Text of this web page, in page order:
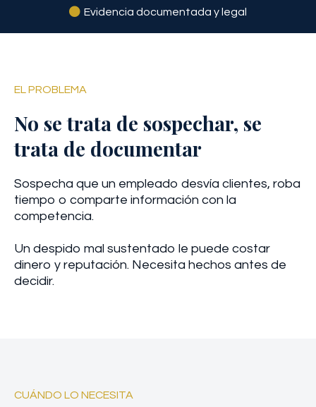
Evidencia documentada y legal
EL PROBLEMA
No se trata de sospechar, se
trata de documentar
Sospecha que un empleado desvía clientes, roba
tiempo o comparte información con la
competencia.
Un despido mal sustentado le puede costar
dinero y reputación. Necesita hechos antes de
decidir.
CUÁNDO LO NECESITA